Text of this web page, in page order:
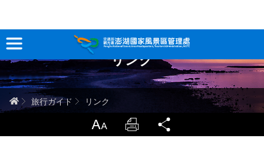
跳
到
主
要
內
容
観光情報
澎湖を深く知る
リンク
ホーム
旅行ガイド リンク
LargrType Print